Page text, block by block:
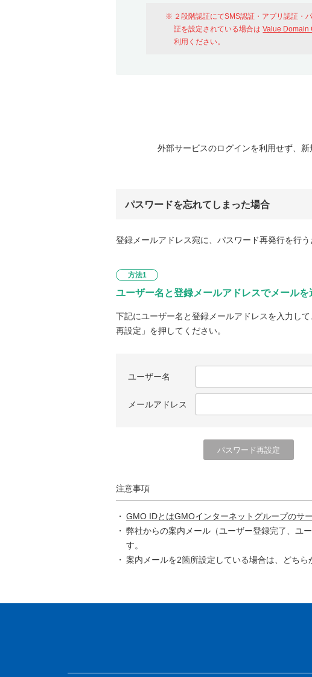
２段階認証にてSMS認証・アプリ認証・
証を設定されている場合はValue Domain
利用ください。
外部サービスのログインを利用せず、
パスワードを忘れてしまった場合
登録メールアドレス宛に、パスワード再発行を行
方法1
ユーザー名と登録メールアドレスでメールを
下記にユーザー名と登録メールアドレスを入力し
再設定」を押してください。
ユーザー名
メールアドレス
注意事項
GMO IDとはGMOインターネットグループのサ
弊社からの案内メール（ユーザー登録完了、ユ
す。
案内メールを2箇所設定している場合は、どちら